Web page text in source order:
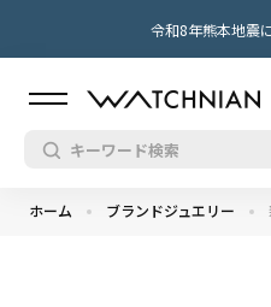
令和8年熊本地震
ホーム ブランドジュエリー